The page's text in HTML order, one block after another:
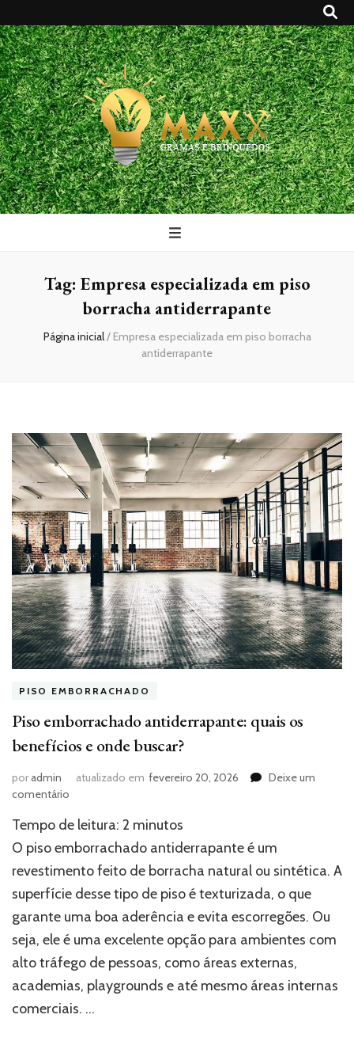
Maxx Gramas
Blog
Tag: Empresa especializada em piso
borracha antiderrapante
Página inicial/ Empresa especializada em piso borracha
antiderrapante
PISO EMBORRACHADO
Piso emborrachado antiderrapante: quais os
benefícios e onde buscar?
poradmin atualizado em fevereiro 20, 2026
Deixe um
comentário
emborrachado
antiderrapante:
os
benefícios
onde
buscar?
Tempo de leitura: 2 minutos
O piso emborrachado antiderrapante é um
revestimento feito de borracha natural ou sintética. A
superfície desse tipo de piso é texturizada, o que
garante uma boa aderência e evita escorregões. Ou
seja, ele é uma excelente opção para ambientes com
alto tráfego de pessoas, como áreas externas,
academias, playgrounds e até mesmo áreas internas
comerciais. …